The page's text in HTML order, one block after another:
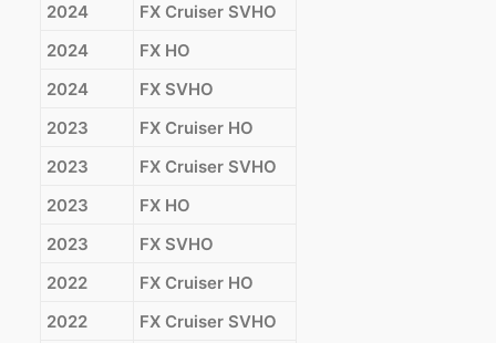
2024
FX Cruiser SVHO
2024
FX HO
2024
FX SVHO
2023
FX Cruiser HO
2023
FX Cruiser SVHO
2023
FX HO
2023
FX SVHO
2022
FX Cruiser HO
2022
FX Cruiser SVHO